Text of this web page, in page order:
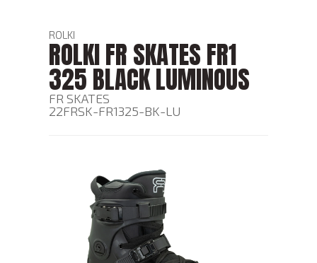
ROLKI
ROLKI FR SKATES FR1
325 BLACK LUMINOUS
FR SKATES
22FRSK-FR1325-BK-LU